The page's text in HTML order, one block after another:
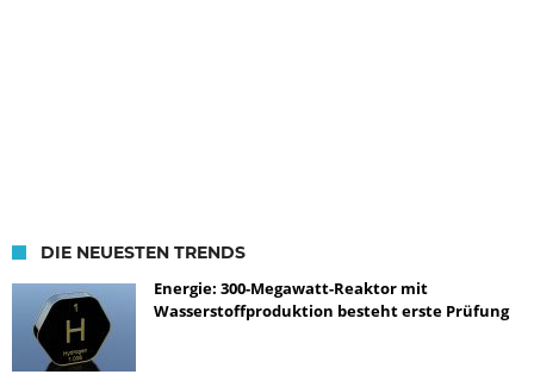
DIE NEUESTEN TRENDS
Energie: 300-Megawatt-Reaktor mit
Wasserstoffproduktion besteht erste Prüfung